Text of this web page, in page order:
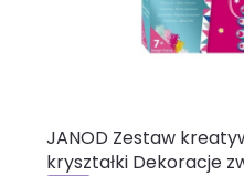
JANOD Zestaw
kryształki Dekoracje